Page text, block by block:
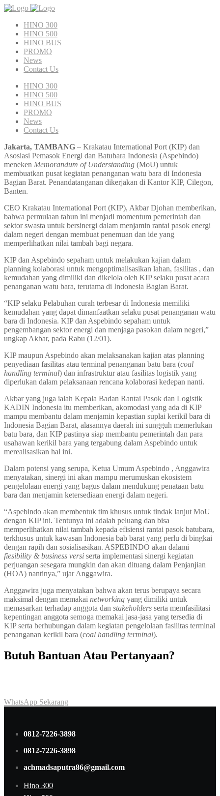
HINO 300
HINO 500
HINO BUS
PROMO
News
Contact Us
HINO 300
HINO 500
HINO BUS
PROMO
News
Contact Us
Jakarta, TAMBANG – Krakatau International Port (KIP) dan
Asosiasi Pemasok Energi dan Batubara Indonesia (Aspebindo)
meneken Memorandum of Understanding (MoU) untuk
membuatkan pusat kegiatan penanganan watu bara di Indonesia
Bagian Barat. Penandatanganan dikerjakan di Kantor KIP, Cilegon,
Banten.
CEO Krakatau International Port (KIP), Akbar Djohan memberikan,
bahwa permulaan tahun ini menjadi momentum pemerintah dan
sektor swasta untuk bersinergi dalam menjamin rantai pasok energi
dalam negeri dengan membuat penemuan dan ide yang
memperlihatkan nilai tambah bagi negara.
KIP dan Aspebindo sepaham untuk melakukan kajian dalam
planning kolaborasi untuk mengoptimalisasikan lahan, fasilitas , dan
kemudahan yang dimiliki dan dikelola oleh KIP selaku pusat acara
penanganan watu bara, terutama di Indonesia Bagian Barat.
“KIP selaku Pelabuhan curah terbesar di Indonesia memiliki
kemudahan yang dapat dimanfaatkan selaku pusat penanganan watu
bara di Indonesia. KIP dan Aspebindo sepaham untuk
pengembangan sektor energi dan menjaga pasokan dalam negeri,”
ungkap Akbar, pada Rabu (12/01).
KIP maupun Aspebindo akan melaksanakan kajian atas planning
penyediaan fasilitas atau terminal penanganan batu bara (coal
handling terminal) dan infrastruktur atau fasilitas logistik yang
diperlukan dalam pelaksanaan rencana kolaborasi kedepan nanti.
Akbar yang juga ialah Kepala Badan Rantai Pasok dan Logistik
KADIN Indonesia itu memberikan, akomodasi yang ada di KIP
mampu membantu dalam menjamin kepastian suplai kerikil bara di
Indonesia Bagian Barat, alasannya daerah ini sungguh memerlukan
batu bara, dan KIP pastinya siap membantu pemerintah dan para
usahawan kerikil bara yang tergabung dalam Aspebindo untuk
merealisasikan hal ini.
Dalam potensi yang serupa, Ketua Umum Aspebindo , Anggawira
menyatakan, sinergi ini akan mampu merumuskan ekosistem
pengelolaan energi yang bagus dalam mendukung penataan batu
bara dan menjamin ketersediaan energi dalam negeri.
“Aspebindo akan membentuk tim khusus untuk tindak lanjut MoU
dengan KIP ini. Tentunya ini adalah peluang dan bisa
memperlihatkan nilai tambah kepada efisiensi rantai pasok batubara,
terkhusus untuk kawasan Indonesia bab barat yang perlu di bingkai
dengan rapih dan sosialisasikan. ASPEBINDO akan dalami
fiesibility & business versi serta implementasi sinergi kegiatan
perjuangan sesegara mungkin dan akan dituang dalam Penjanjian
(HOA) nantinya,” ujar Anggawira.
Anggawira juga menyatakan bahwa akan terus berupaya secara
maksimal dengan memakai networking yang dimiliki untuk
memasarkan terhadap anggota dan stakeholders serta memfasilitasi
kepentingan anggota semoga memakai jasa-jasa yang tersedia di
KIP serta berhubungan dalam kegiatan pengelolaan fasilitas terminal
penanganan kerikil bara (coal handling terminal).
Butuh Bantuan Atau Pertanyaan?
WhatsApp Sekarang
0812-7226-3898
0812-7226-3898
achmadsaputra86@gmail.com
Hino 300